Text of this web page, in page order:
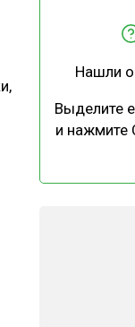
ДИСКУССИЯ
Нашли
Выделите
и нажмите